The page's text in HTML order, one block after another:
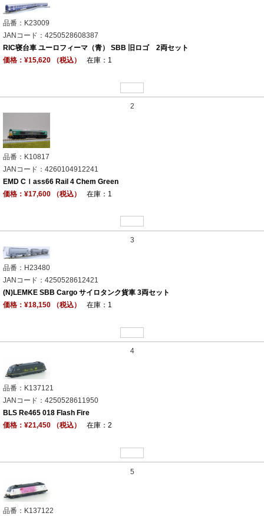
品番：K23009
JANコード：4250528608387
RIC寝台車 ユーロフィーマ（青） SBB 旧ロゴ 2両セット
価格：¥15,620 （税込）
在庫：1
2
品番：K10817
JANコード：4260104912241
EMD Cｌass66 Rail 4 Chem Green
価格：¥17,600 （税込）
在庫：1
3
品番：H23480
JANコード：4250528612421
(N)LEMKE SBB Cargo サイロタンク貨車 3両セット
価格：¥18,150 （税込）
在庫：1
4
品番：K137121
JANコード：4250528611950
BLS Re465 018 Flash Fire
価格：¥21,450 （税込）
在庫：2
5
品番：K137122